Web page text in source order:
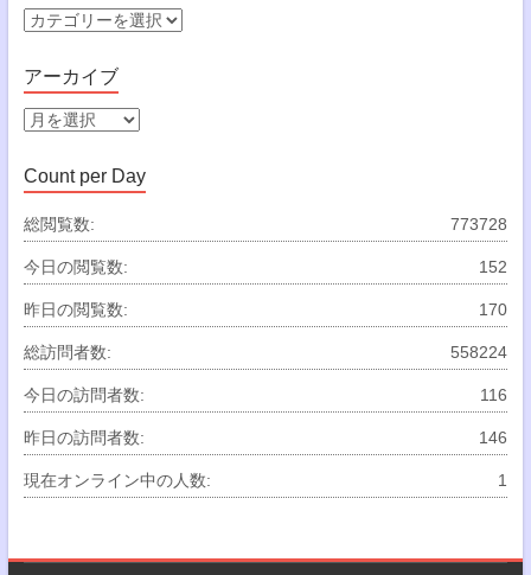
カ
ゴ
リ
ー
アーカイブ
ア
カ
イ
ブ
Count per Day
773728
総閲覧数:
152
今日の閲覧数:
170
昨日の閲覧数:
558224
総訪問者数:
116
今日の訪問者数:
146
昨日の訪問者数:
1
現在オンライン中の人数: